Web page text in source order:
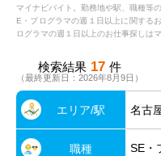
マイナビバイト。勤務地や駅、職種等
E・プログラマの週１日以上に関する
ログラマの週１日以上のお仕事探しは
検索結果 17 件
（最終更新日：2026年8月9日）
エリア/駅 名古
職種 SE・